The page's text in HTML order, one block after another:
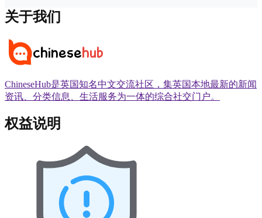
关于我们
ChineseHub是英国知名中文交流社区，集英国本地最新的新闻
资讯、分类信息、生活服务为一体的综合社交门户。
权益说明